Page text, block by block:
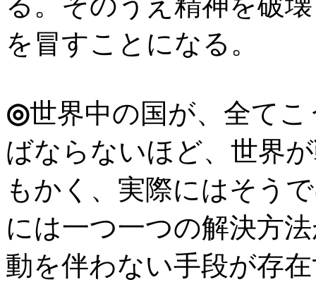
を冒すことになる。
◎世界中の国が、全て
ばならないほど、世界
もかく、実際にはそう
には一つ一つの解決方
動を伴わない手段が存